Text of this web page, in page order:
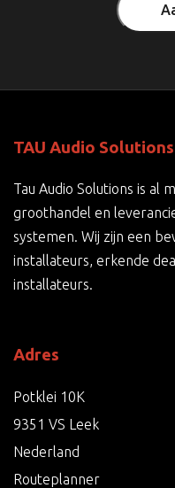
TAU Audio Solutions
Tau Audio Solutions is al
groothandel en
systemen. Wij zijn een
installateurs, erkende
installateurs.
Adres
Potklei 10K
9351 VS Leek
Nederland
Routeplanner